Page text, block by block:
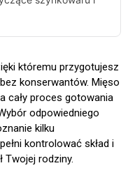
któremu przygotujesz
konserwantów. Mięso
cały proces gotowania
odpowiedniego
kilku
kontrolować skład i
Twojej rodziny.